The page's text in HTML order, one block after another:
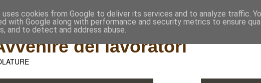
dei lavoratori
uses cookies from Google to deliver its services and to analyze traffic.
with Google along with performance and security metrics to ensure
and to detect and address abuse.